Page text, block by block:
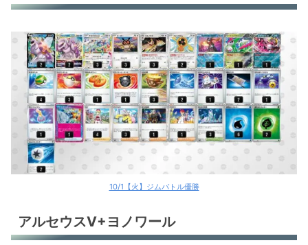
10/1【火】ジムバトル優勝
アルセウスV+ヨノワール